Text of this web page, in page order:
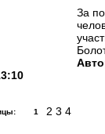
За
1 2 3 4